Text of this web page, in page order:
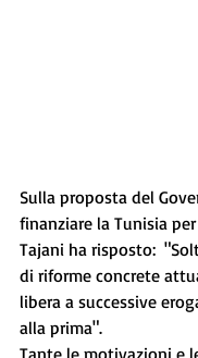
Sulla proposta del
finanziare la Tunisia
Tajani ha risposto:
di riforme concrete
libera a successive
alla prima".
Tante le motivazioni e